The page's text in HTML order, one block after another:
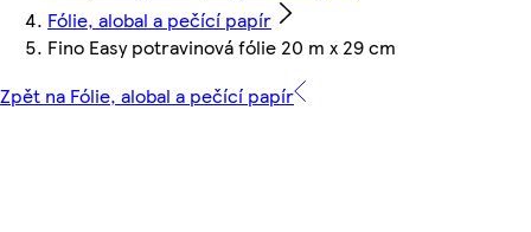
Fólie, alobal a pečící papír
Fino Easy potravinová fólie 20 m x 29 cm
Zpět na Fólie, alobal a pečící papír